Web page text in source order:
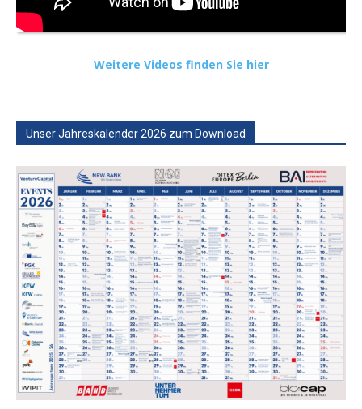
Weitere Videos finden Sie hier
Unser Jahreskalender 2026 zum Download